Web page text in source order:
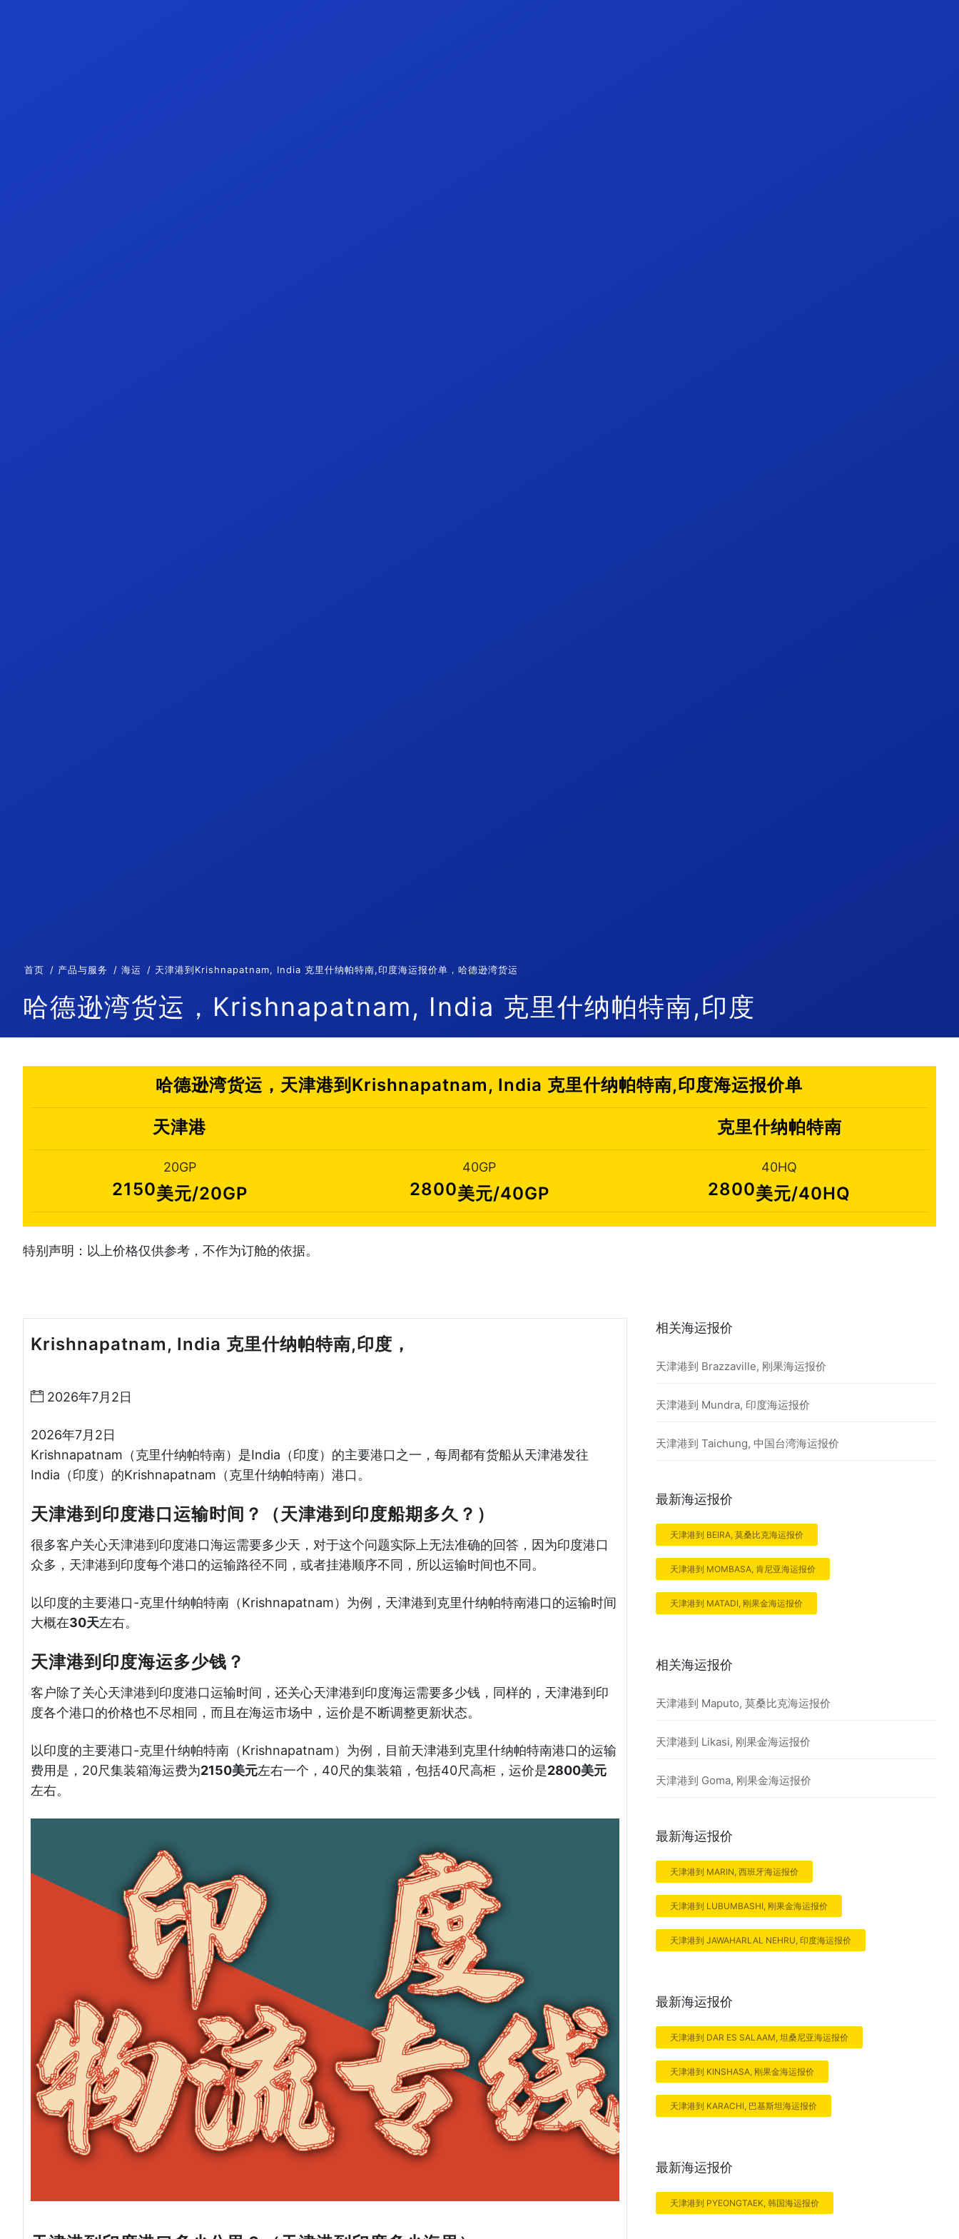
首页 产品与服务 海运 天津港到Krishnapatnam, India 克里什纳帕特南,印度海运报价单，哈德逊湾货运
哈德逊湾货运，Krishnapatnam, India 克里什纳帕特南,印度
哈德逊湾货运，天津港到Krishnapatnam, India 克里什纳帕特南,印度海运报价单
天津港 克里什纳帕特南
20GP
2150美元/20GP
40GP
2800美元/40GP
40HQ
2800美元/40HQ
特别声明：以上价格仅供参考，不作为订舱的依据。
Krishnapatnam, India 克里什纳帕特南,印度，
2026年7月2日
2026年7月2日
Krishnapatnam（克里什纳帕特南）是India（印度）的主要港口之一，每周都有货船从天津港发往
India（印度）的Krishnapatnam（克里什纳帕特南）港口。
天津港到印度港口运输时间？（天津港到印度船期多久？）
很多客户关心天津港到印度港口海运需要多少天，对于这个问题实际上无法准确的回答，因为印度港口
众多，天津港到印度每个港口的运输路径不同，或者挂港顺序不同，所以运输时间也不同。
以印度的主要港口-克里什纳帕特南（Krishnapatnam）为例，天津港到克里什纳帕特南港口的运输时间
大概在30天左右。
天津港到印度海运多少钱？
客户除了关心天津港到印度港口运输时间，还关心天津港到印度海运需要多少钱，同样的，天津港到印
度各个港口的价格也不尽相同，而且在海运市场中，运价是不断调整更新状态。
以印度的主要港口-克里什纳帕特南（Krishnapatnam）为例，目前天津港到克里什纳帕特南港口的运输
费用是，20尺集装箱海运费为2150美元左右一个，40尺的集装箱，包括40尺高柜，运价是2800美元
左右。
相关海运报价
天津港到 Brazzaville, 刚果海运报价
天津港到 Mundra, 印度海运报价
天津港到 Taichung, 中国台湾海运报价
最新海运报价
天津港到 BEIRA, 莫桑比克海运报价
天津港到 MOMBASA, 肯尼亚海运报价
天津港到 MATADI, 刚果金海运报价
相关海运报价
天津港到 Maputo, 莫桑比克海运报价
天津港到 Likasi, 刚果金海运报价
天津港到 Goma, 刚果金海运报价
最新海运报价
天津港到 MARIN, 西班牙海运报价
天津港到 LUBUMBASHI, 刚果金海运报价
天津港到 JAWAHARLAL NEHRU, 印度海运报价
最新海运报价
天津港到 DAR ES SALAAM, 坦桑尼亚海运报价
天津港到 KINSHASA, 刚果金海运报价
天津港到 KARACHI, 巴基斯坦海运报价
最新海运报价
天津港到 PYEONGTAEK, 韩国海运报价